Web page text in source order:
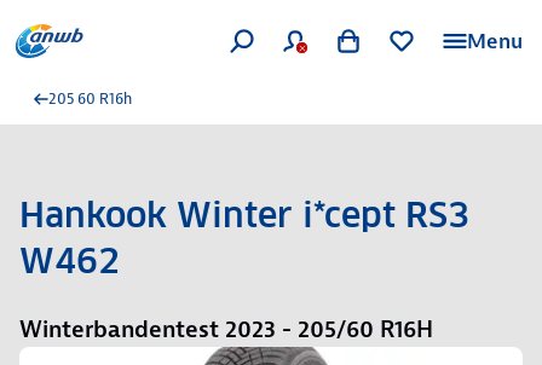
Menu
205 60 R16h
Hankook Winter i*cept RS3
W462
Winterbandentest 2023 - 205/60 R16H